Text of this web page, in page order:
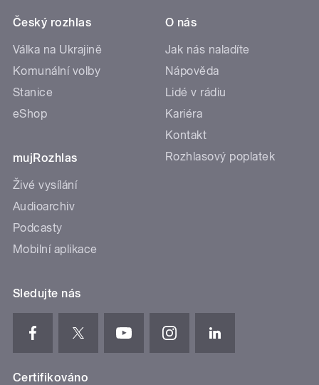
Český rozhlas
Válka na Ukrajině
Komunální volby
Stanice
eShop
mujRozhlas
Živé vysílání
Audioarchiv
Podcasty
Mobilní aplikace
O nás
Jak nás naladíte
Nápověda
Lidé v rádiu
Kariéra
Kontakt
Rozhlasový poplatek
Sledujte nás
Certifikováno